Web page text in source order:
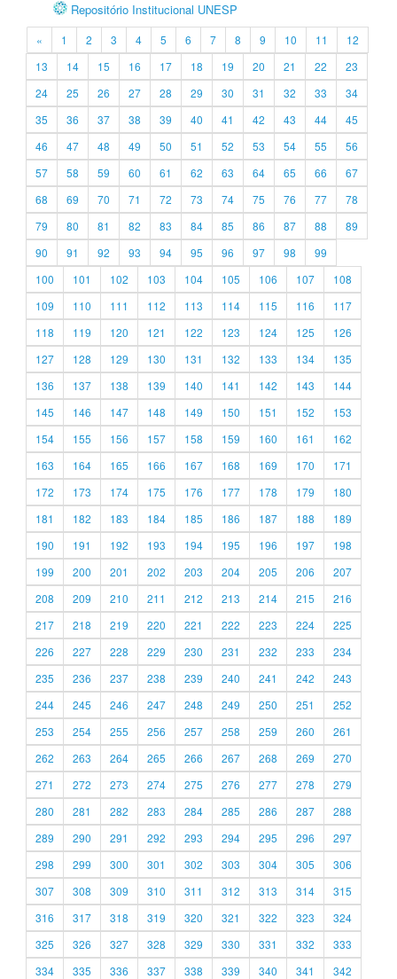
Repositório Institucional UNESP
« 1 2 3 4 5 6 7 8 9 10 11
12
13
14 15 16 17 18 19 20 21 22
23
24
25 26 27 28 29 30 31 32 33
34
35
36 37 38 39 40 41 42 43 44
45
46
47 48 49 50 51 52 53 54 55
56
57
58 59 60 61 62 63 64 65 66
67
68
69 70 71 72 73 74 75 76 77
78
79
80 81 82 83 84 85 86 87 88
89
90
91 92 93 94 95 96 97 98
99
100
101 102 103 104 105 106 107
108
109
110 111 112 113 114 115 116
117
118
119 120 121 122 123 124 125
126
127
128 129 130 131 132 133 134
135
136
137 138 139 140 141 142 143
144
145
146 147 148 149 150 151 152
153
154
155 156 157 158 159 160 161
162
163
164 165 166 167 168 169 170
171
172
173 174 175 176 177 178 179
180
181
182 183 184 185 186 187 188
189
190
191 192 193 194 195 196 197
198
199
200 201 202 203 204 205 206
207
208
209 210 211 212 213 214 215
216
217
218 219 220 221 222 223 224
225
226
227 228 229 230 231 232 233
234
235
236 237 238 239 240 241 242
243
244
245 246 247 248 249 250 251
252
253
254 255 256 257 258 259 260
261
262
263 264 265 266 267 268 269
270
271
272 273 274 275 276 277 278
279
280
281 282 283 284 285 286 287
288
289
290 291 292 293 294 295 296
297
298
299 300 301 302 303 304 305
306
307
308 309 310 311 312 313 314
315
316
317 318 319 320 321 322 323
324
325
326 327 328 329 330 331 332
333
334
335 336 337 338 339 340 341 342